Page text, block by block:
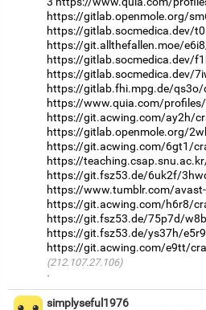
https://gitlab.openmole.org/
https://gitlab.socmedica.dev/
https://git.allthefallen.moe/
https://gitlab.socmedica.dev/
https://gitlab.socmedica.dev/
https://gitlab.fhi.mpg.de/
https://www.quia.com/
https://git.acwing.com/ay2h/
https://gitlab.openmole.org/
https://git.acwing.com/6gt1/
https://
https://git.fsz53.de/6uk2f/
https://www.tumblr.com/
https://git.acwing.com/h6r8/
https://git.fsz53.de/75p7d/
https://git.fsz53.de/ys37h/
https://git.acwing.com/e9tt/
(212.107.27.106)
·
simplyseful1976